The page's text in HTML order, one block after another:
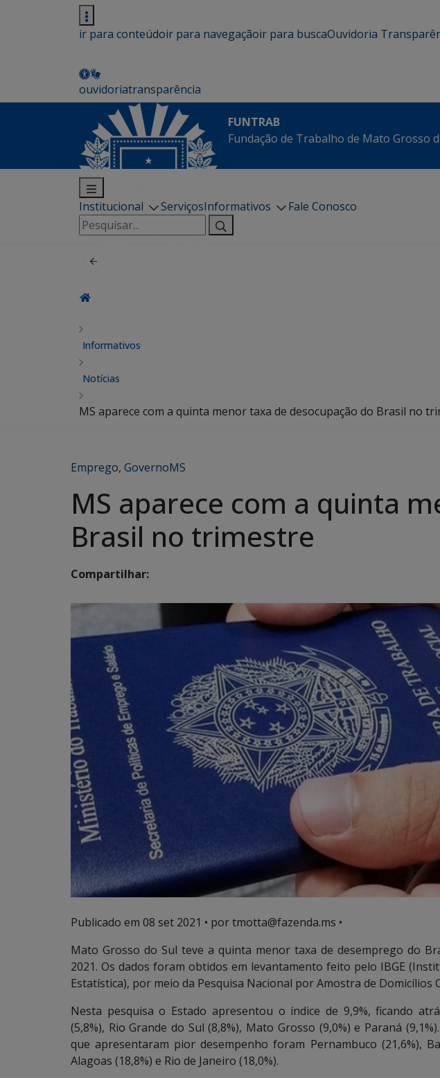
ir para conteúdoir para navegaçãoir para buscaOuvidoria
ouvidoriatransparência
FUNTRAB
Fundação de Trabalho de Mato Grosso
Institucional ServiçosInformativos
Fale Conosco
Pesquisar
por:
Informativos
Notícias
MS aparece com a quinta menor taxa de desocupação do Brasil no
Emprego, GovernoMS
MS aparece com a quinta
Brasil no trimestre
Compartilhar:
Publicado em 08 set 2021 • por tmotta@fazenda.ms •
Mato Grosso do Sul teve a quinta menor taxa de desemprego do
2021. Os dados foram obtidos em levantamento feito pelo IBGE
Estatística), por meio da Pesquisa Nacional por Amostra de Domicílios
Nesta pesquisa o Estado apresentou o índice de 9,9%, ficando
(5,8%), Rio Grande do Sul (8,8%), Mato Grosso (9,0%) e Paraná
que apresentaram pior desempenho foram Pernambuco (21,6%),
Alagoas (18,8%) e Rio de Janeiro (18,0%).